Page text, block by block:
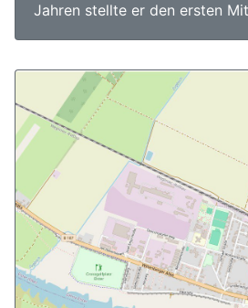
Jahren stellte er den ersten